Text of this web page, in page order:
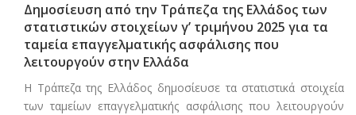
Δημοσίευση από την Τράπεζα της Ελλάδος των
στατιστικών στοιχείων γ’ τριμήνου 2025 για τα
ταμεία επαγγελματικής ασφάλισης που
λειτουργούν στην Ελλάδα
Η Τράπεζα της Ελλάδος δημοσίευσε τα στατιστικά στοιχεία
των ταμείων επαγγελματικής ασφάλισης που λειτουργούν